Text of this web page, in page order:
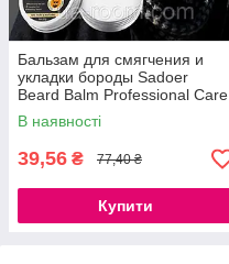
Бальзам для смягчения и
укладки бороды Sadoer
Beard Balm Professional Care
20 г.
В наявності
39,56 ₴ 77,40 ₴
Купити